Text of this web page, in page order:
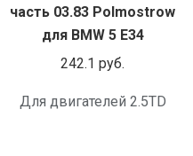
часть 03.83 Polmostrow
для BMW 5 E34
242.1 руб.
Для двигателей 2.5TD